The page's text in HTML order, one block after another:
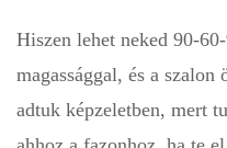
Hiszen lehet neked 90-
magassággal, és a szalon
adtuk képzeletben, mert